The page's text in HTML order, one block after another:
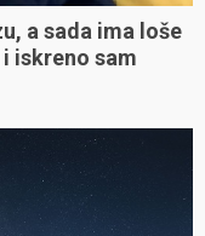
a sada ima loše
iskreno sam